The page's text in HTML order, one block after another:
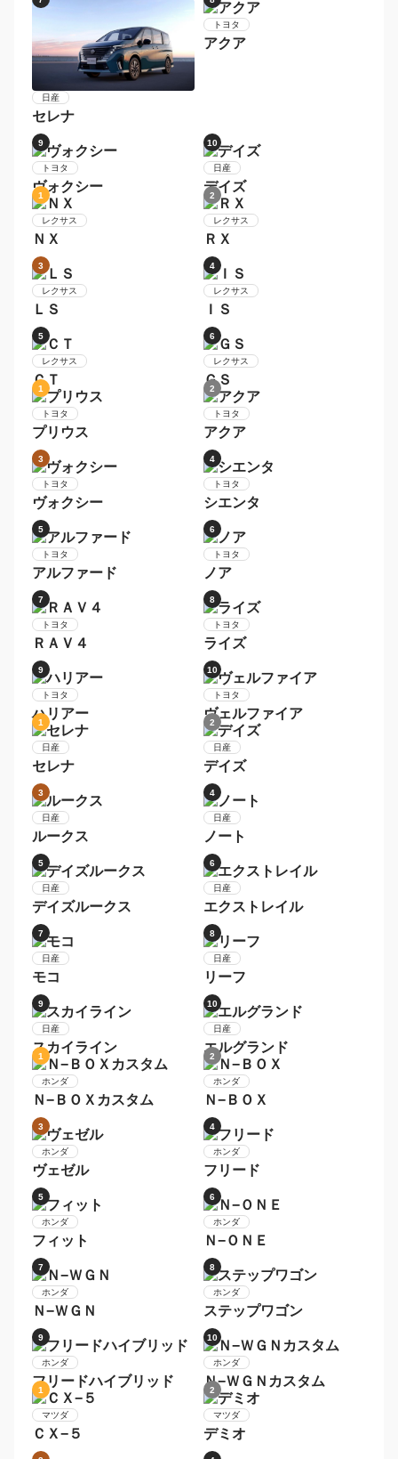
ダイハツ
3
Ｎ−ＢＯＸ
4
スズキ
ハスラー
5
トヨタ
プリウス
6
ダイハツ
ムーヴ
7
日産
セレナ
8
トヨタ
アクア
9
トヨタ
ヴォクシー
10
日産
デイズ
1
レクサス
ＮＸ
2
レクサス
ＲＸ
3
レクサス
ＬＳ
4
レクサス
ＩＳ
5
レクサス
ＣＴ
6
レクサス
ＧＳ
1
トヨタ
プリウス
2
トヨタ
アクア
3
トヨタ
ヴォクシー
4
トヨタ
シエンタ
5
トヨタ
アルファード
6
トヨタ
ノア
7
トヨタ
ＲＡＶ４
8
トヨタ
ライズ
9
トヨタ
ハリアー
10
トヨタ
ヴェルファイア
1
日産
セレナ
2
日産
デイズ
3
日産
ルークス
4
日産
ノート
5
日産
デイズルークス
6
日産
エクストレイル
7
日産
モコ
8
日産
リーフ